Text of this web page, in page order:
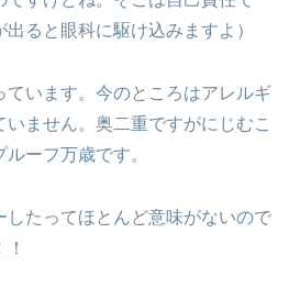
ると眼科に駆け込みますよ）
ています。今のところはアレルギ
ません。奥二重ですがにじむこ
ーフ万歳です。
したってほとんど意味がないので